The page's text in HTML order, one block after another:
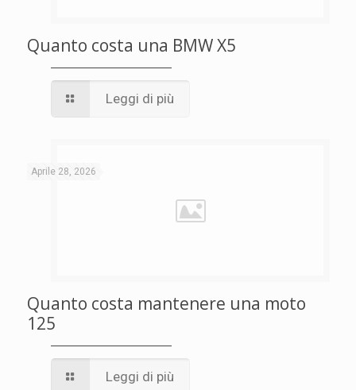
Quanto costa una BMW X5
Leggi di più
Aprile 28, 2026
Quanto costa mantenere una moto
125
Leggi di più